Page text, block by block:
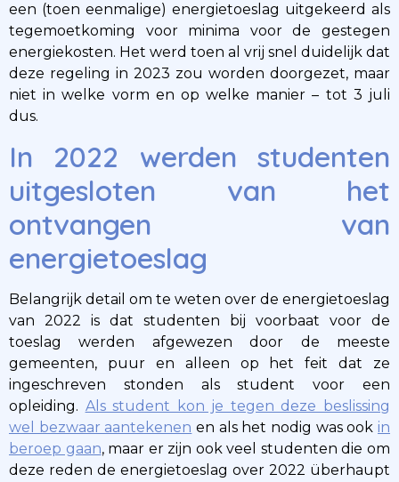
een (toen eenmalige) energietoeslag uitgekeerd als
tegemoetkoming voor minima voor de gestegen
energiekosten. Het werd toen al vrij snel duidelijk dat
deze regeling in 2023 zou worden doorgezet, maar
niet in welke vorm en op welke manier – tot 3 juli
dus.
In 2022 werden studenten
uitgesloten van het
ontvangen van
energietoeslag
Belangrijk detail om te weten over de energietoeslag
van 2022 is dat studenten bij voorbaat voor de
toeslag werden afgewezen door de meeste
gemeenten, puur en alleen op het feit dat ze
ingeschreven stonden als student voor een
opleiding. Als student kon je tegen deze beslissing
wel bezwaar aantekenen en als het nodig was ookin
beroep gaan, maar er zijn ook veel studenten die om
deze reden de energietoeslag over 2022 überhaupt